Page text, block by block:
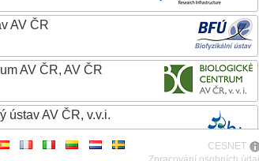
AV ČR
AV ČR, AV ČR
ústav AV ČR, v.v.i.
CESNET